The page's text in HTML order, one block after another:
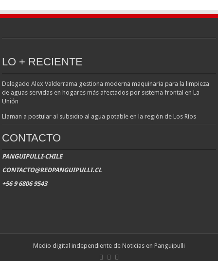
LO + RECIENTE
Delegado Alex Valderrama gestiona moderna maquinaria para la limpieza
de aguas servidas en hogares más afectados por sistema frontal en La
Unión
Llaman a postular al subsidio al agua potable en la región de Los Ríos
CONTACTO
PANGUIPULLI-CHILE
CONTACTO@REDPANGUIPULLI.CL
+56 9 6806 9543
Medio digital independiente de Noticias en Panguipulli